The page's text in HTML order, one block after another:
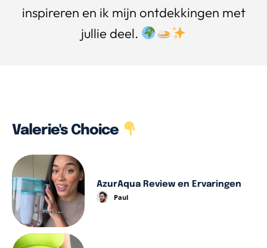
inspireren en ik mijn ontdekkingen met
jullie deel.
Valerie's Choice
AzurAqua Review en Ervaringen
Paul